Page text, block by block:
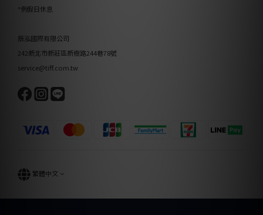
*例假日休息
辰泓國際有限公司
242新北市新莊區新樹路244巷78號
service@tiff.com.tw
繁體中文